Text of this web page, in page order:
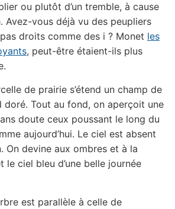
ou plutôt d’un tremble, à cause
Avez-vous déjà vu des peupliers
droits comme des i ? Monet les
, peut-être étaient-ils plus
de prairie s’étend un champ de
doré. Tout au fond, on aperçoit une
doute ceux poussant le long du
aujourd’hui. Le ciel est absent
On devine aux ombres et à la
le ciel bleu d’une belle journée
est parallèle à celle de